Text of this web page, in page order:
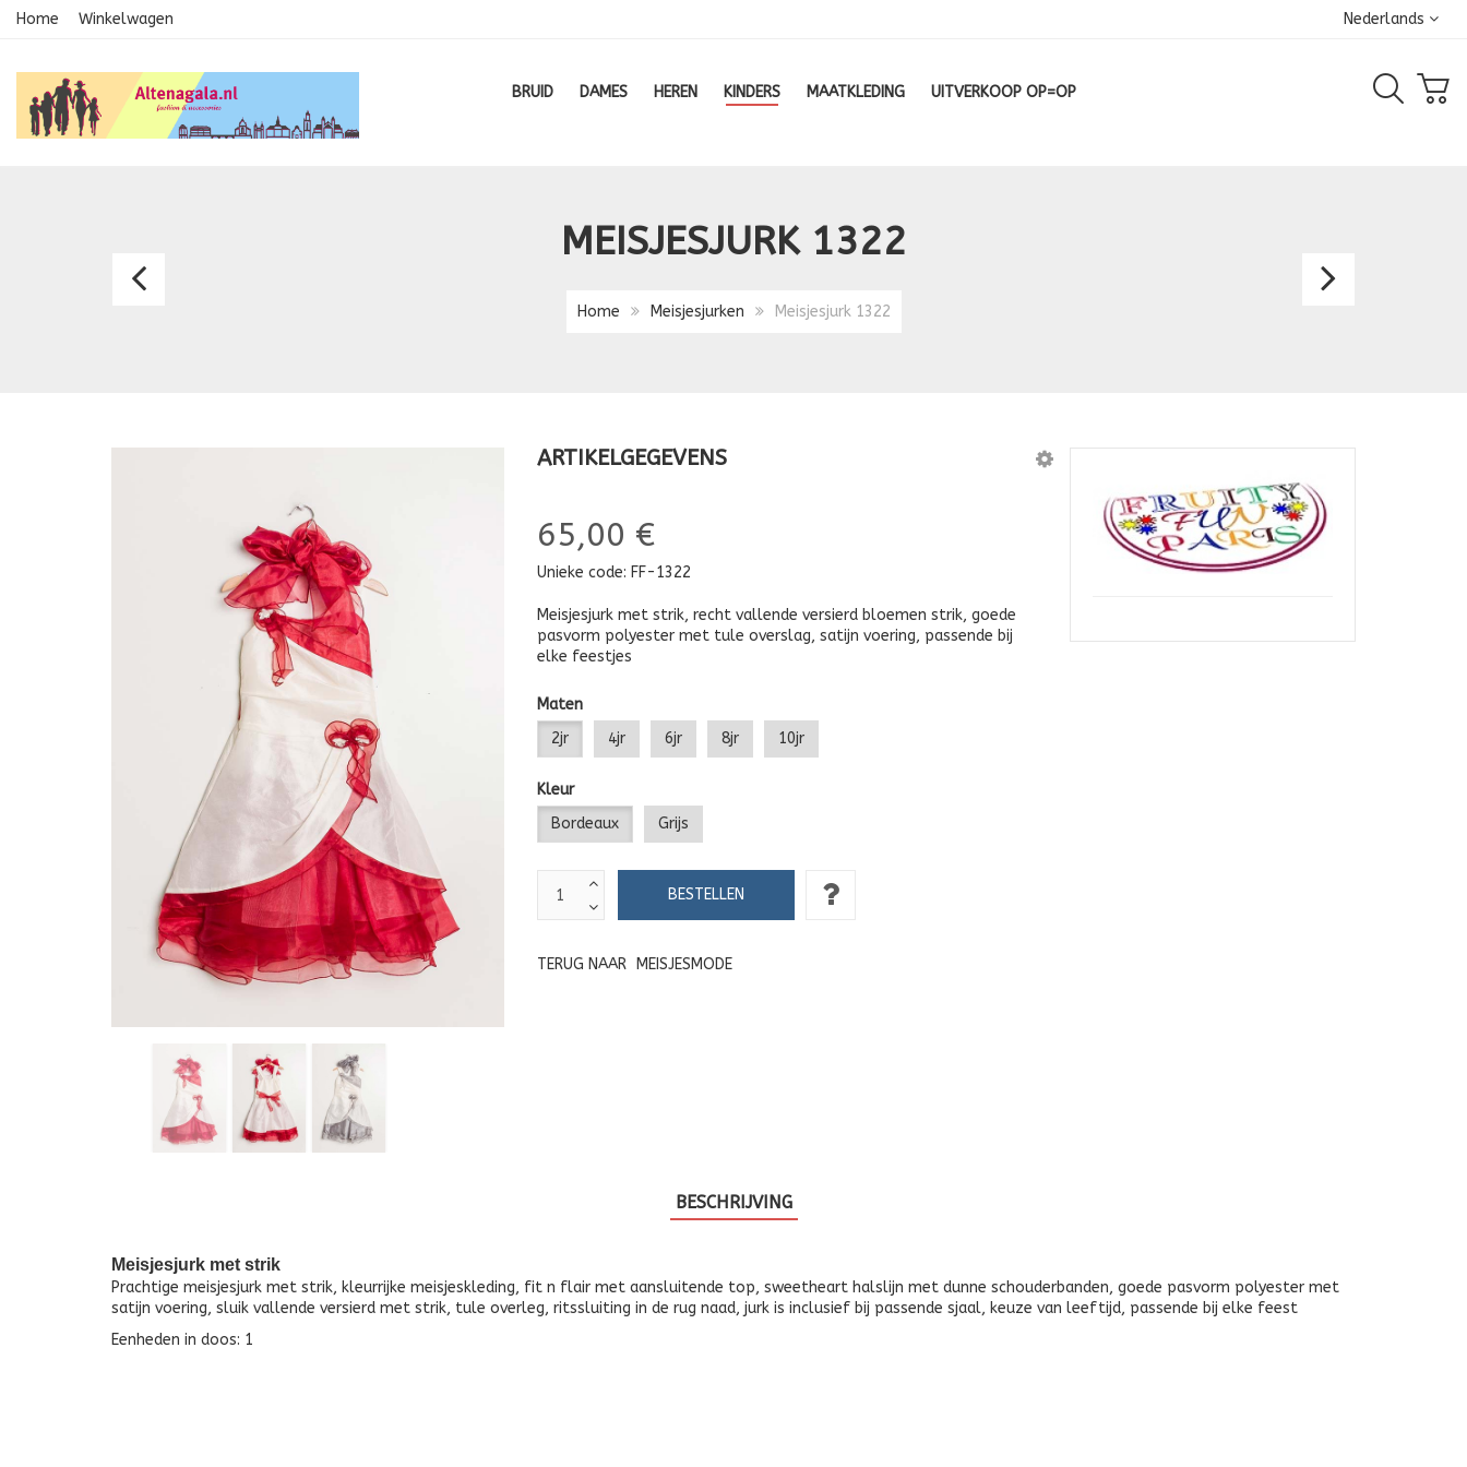
Home Winkelwagen Nederlands
BRUID DAMES HEREN KINDERS MAATKLEDING UITVERKOOP OP=OP
MEISJESJURK 1322
Home Meisjesjurken Meisjesjurk 1322
Meisjesjurk
ARTIKELGEGEVENS
65,00 €
Unieke code: FF-1322
Meisjesjurk met strik, recht vallende versierd bloemen strik, goede
pasvorm polyester met tule overslag, satijn voering, passende bij
elke feestjes
Maten
2jr
4jr 6jr 8jr 10jr
Kleur
Bordeaux
Grijs
TERUG NAAR MEISJESMODE
BESCHRIJVING
Meisjesjurk met strik
Prachtige meisjesjurk met strik, kleurrijke meisjeskleding, fit n flair met aansluitende top, sweetheart halslijn met dunne schouderbanden, goede pasvorm polyester met
satijn voering, sluik vallende versierd met strik, tule overleg, ritssluiting in de rug naad, jurk is inclusief bij passende sjaal, keuze van leeftijd, passende bij elke feest
Eenheden in doos: 1